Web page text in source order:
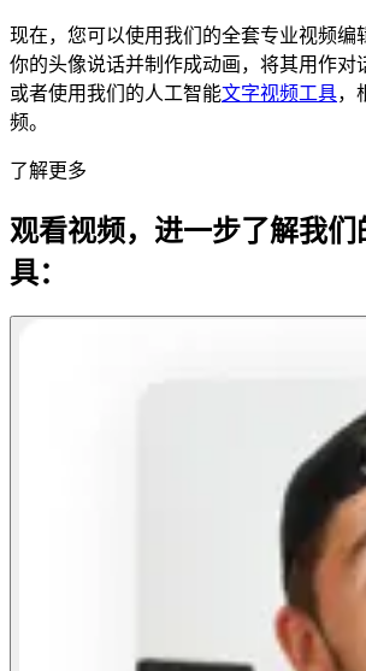
现在，您可以使用我们的全套专业视频编
你的头像说话并制作成动画，将其用作对
或者使用我们的人工智能文字视频工具，
频。
了解更多
观看视频，进一步了解我
具：